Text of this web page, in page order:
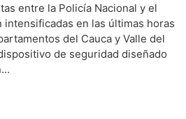
entre la Policía Nacional y el
en las últimas horas
del Cauca y Valle del
de seguridad diseñado